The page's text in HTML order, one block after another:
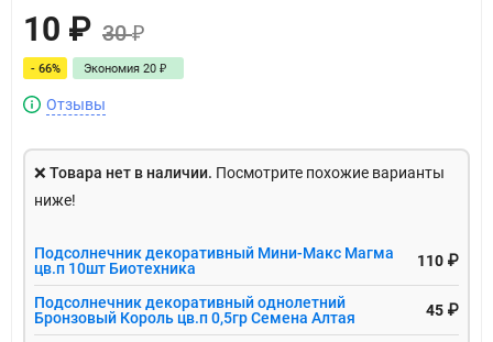
10 ₽ 30₽
- 66% Экономия 20 ₽
Отзывы
❌ Товара нет в наличии. Посмотрите похожие варианты
ниже!
Подсолнечник декоративный Мини-Макс Магма
цв.п 10шт Биотехника
110 ₽
Подсолнечник декоративный однолетний
Бронзовый Король цв.п 0,5гр Семена Алтая
45 ₽